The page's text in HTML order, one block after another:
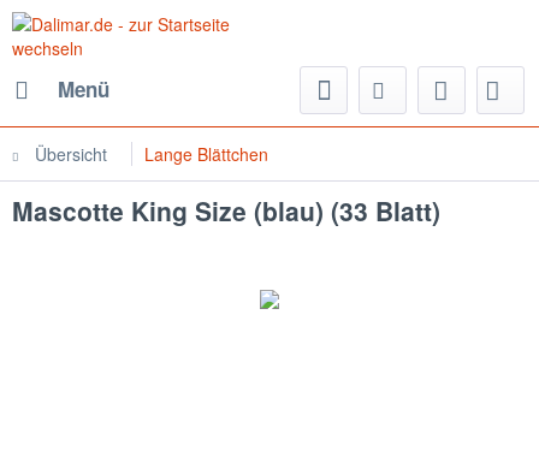
Menü
Übersicht Lange Blättchen
Mascotte King Size (blau) (33 Blatt)